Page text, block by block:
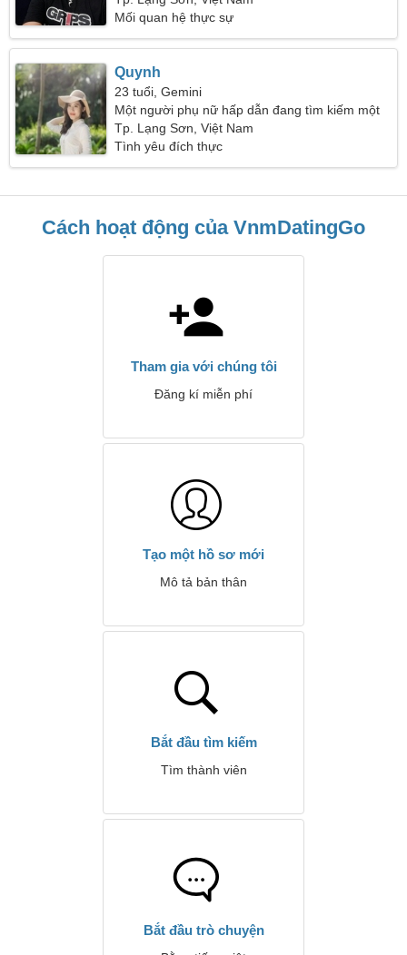
Mối quan hệ thực sự
Quynh
23 tuổi, Gemini
Một người phụ nữ hấp dẫn đang tìm kiếm một
đối tác
Tp. Lạng Sơn, Việt Nam
Tình yêu đích thực
Cách hoạt động của VnmDatingGo
Tham gia với chúng tôi
Đăng kí miễn phí
Tạo một hồ sơ mới
Mô tả bản thân
Bắt đầu tìm kiếm
Tìm thành viên
Bắt đầu trò chuyện